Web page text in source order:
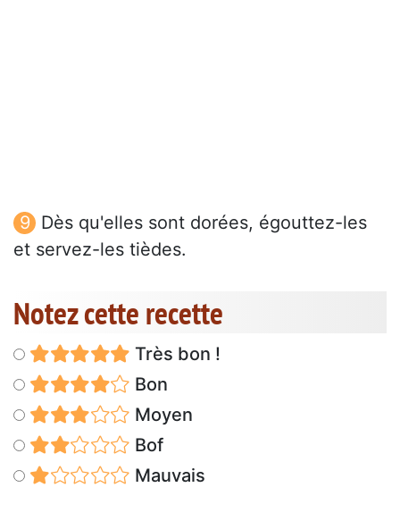
Dès qu'elles sont dorées, égouttez-les
et servez-les tièdes.
Notez cette recette
Très bon !
Bon
Moyen
Bof
Mauvais